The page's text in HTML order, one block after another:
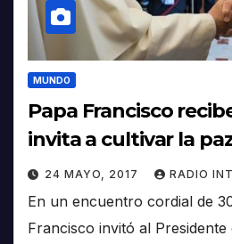
MUNDO
Papa Francisco
invita a cultivar la
24 MAYO, 2017 RADIO
En un encuentro cordial de
Francisco invitó al Presidente